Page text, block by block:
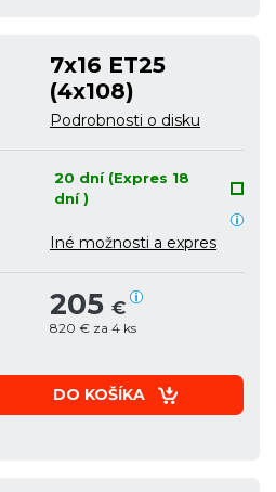
7x16 ET25
(4x108)
Podrobnosti o disku
20 dní (Expres 18
dní )
Iné možnosti a expres
205 €
820 € za 4 ks
DO KOŠÍKA